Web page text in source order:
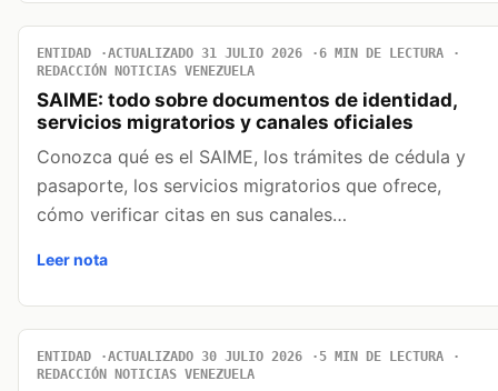
ENTIDAD ACTUALIZADO 31 JULIO 2026
6 MIN DE LECTURA
REDACCIÓN NOTICIAS VENEZUELA
SAIME: todo sobre documentos de identidad,
servicios migratorios y canales oficiales
Conozca qué es el SAIME, los trámites de cédula y
pasaporte, los servicios migratorios que ofrece,
cómo verificar citas en sus canales…
Leer nota
ENTIDAD ACTUALIZADO 30 JULIO 2026
5 MIN DE LECTURA
REDACCIÓN NOTICIAS VENEZUELA